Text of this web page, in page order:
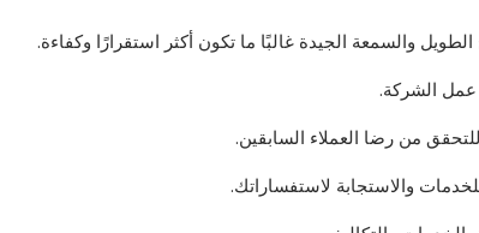
والسمعة الجيدة غالبًا ما تكون أكثر استقرارًا وكفاءة.
عمل الشركة.
من رضا العملاء السابقين.
والاستجابة لاستفساراتك.